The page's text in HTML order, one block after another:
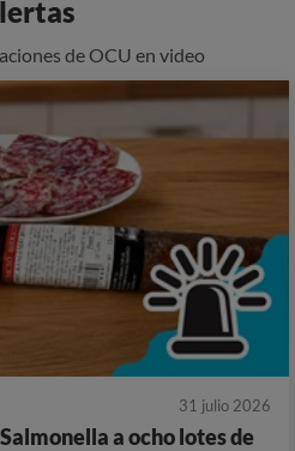
de OCU en video
31 julio 2026
a ocho lotes de